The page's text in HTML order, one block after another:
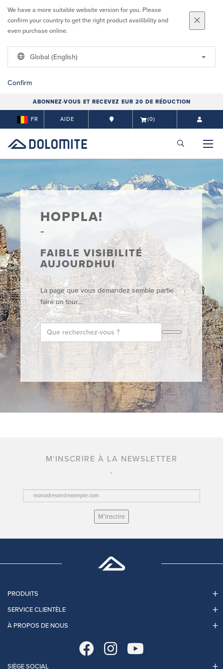
We have a more suitable website version for you. Please
confirm your country to get the right product availibility and
even purchase online.
Global (English)
Confirm
ABONNEZ-VOUS ET RECEVEZ EUR 20 DE RÉDUCTION
FR AIDE (0)
HOPPLA!
FAIBLE VISIBILITÉ
AUJOURDHUI
La page que vous demandez semble partie
faire un tour...
M'INSCRIRE À LA NEWSLETTER
M’inscrire
PRODUITS
SERVICE CLIENTÈLE
À PROPOS DE NOUS
SIÈGE SOCIAL